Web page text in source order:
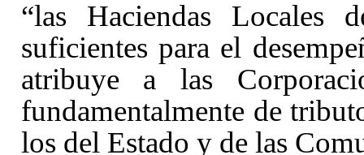
“las Haciendas Locales
suficientes para el
atribuye a las
fundamentalmente de
los del Estado y de las